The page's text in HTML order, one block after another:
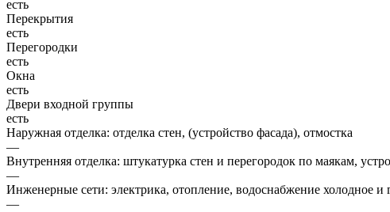
есть
Перекрытия
есть
Перегородки
есть
Окна
есть
Двери входной группы
есть
Наружная отделка: отделка стен, (устройство фасада), отмостка
—
Внутренняя отделка: штукатурка стен и перегородок по маякам,
—
Инженерные сети: электрика, отопление, водоснабжение холодное и
—